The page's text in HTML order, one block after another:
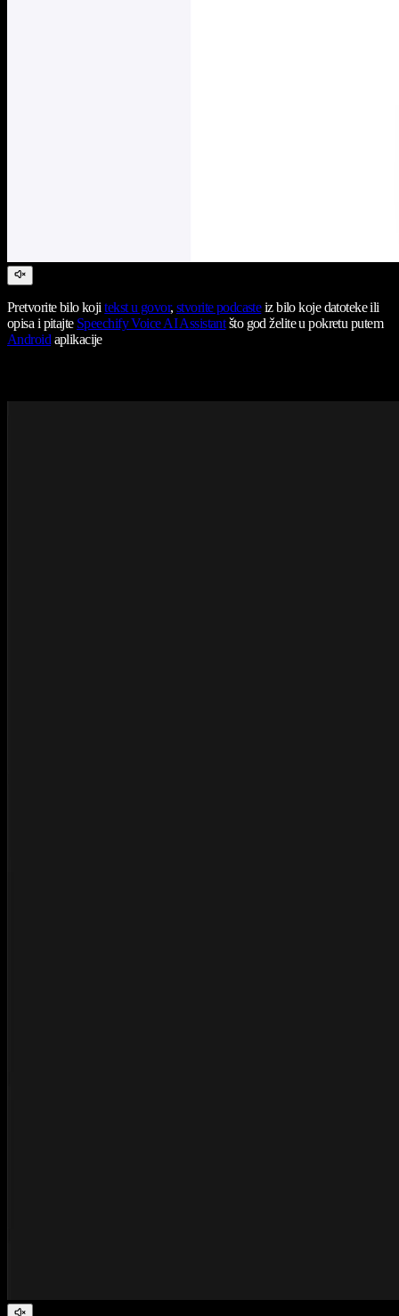
Pretvorite bilo kojitekst u govor, stvorite podcasteiz bilo koje datoteke ili
opisa i pitajte Speechify Voice AI Assistantšto god želite u pokretu putem
Androidaplikacije